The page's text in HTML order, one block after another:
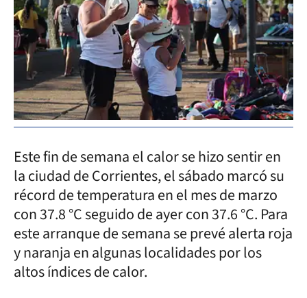
Este fin de semana el calor se hizo sentir en
la ciudad de Corrientes, el sábado marcó su
récord de temperatura en el mes de marzo
con 37.8 °C seguido de ayer con 37.6 °C. Para
este arranque de semana se prevé alerta roja
y naranja en algunas localidades por los
altos índices de calor.